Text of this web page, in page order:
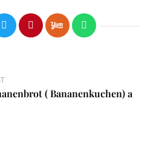
( Bananenkuchen) a